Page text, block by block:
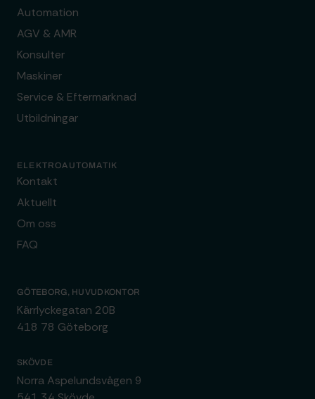
Automation
AGV & AMR
Konsulter
Maskiner
Service & Eftermarknad
Utbildningar
ELEKTROAUTOMATIK
Kontakt
Aktuellt
Om oss
FAQ
GÖTEBORG, HUVUDKONTOR
Kärrlyckegatan 20B
418 78 Göteborg
SKÖVDE
Norra Aspelundsvägen 9